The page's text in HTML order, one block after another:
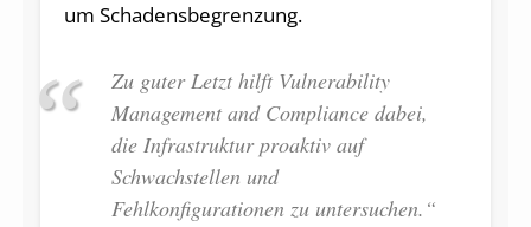
um Schadensbegrenzung.
Zu guter Letzt hilft Vulnerability
Management and Compliance dabei,
die Infrastruktur proaktiv auf
Schwachstellen und
Fehlkonfigurationen zu untersuchen.“